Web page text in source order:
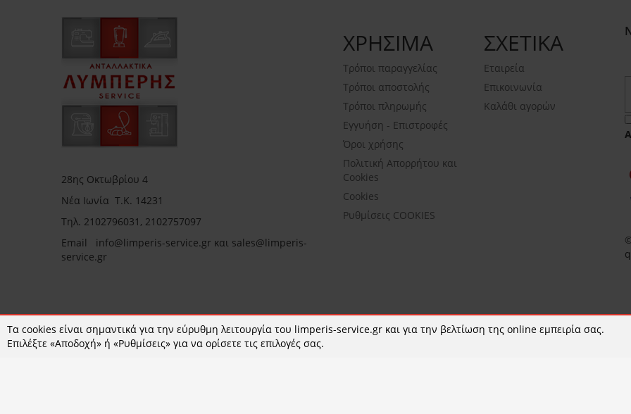
28ης Οκτωβρίου 4
Νέα Ιωνία Τ.Κ. 14231
Τηλ. 2102796031, 2102757097
Email info@limperis-service.gr και sales@limperis-
service.gr
ΧΡΗΣΙΜΑ
Τρόποι παραγγελίας
Τρόποι αποστολής
Τρόποι πληρωμής
Εγγυήση - Επιστροφές
Όροι χρήσης
Πολιτική Απορρήτου και
Cookies
Cookies
Ρυθμίσεις COOKIES
ΣΧΕΤΙΚΑ
Εταιρεία
Επικοινωνία
Καλάθι αγορών
Τα cookies είναι σημαντικά για την εύρυθμη λειτουργία του limperis-service.gr και για την βελτίωση της online εμπειρία σας.
Επιλέξτε «Αποδοχή» ή «Ρυθμίσεις» για να ορίσετε τις επιλογές σας.